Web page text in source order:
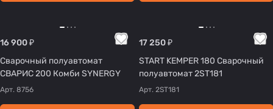
16 900 ₽
Сварочный полуавтомат
СВАРИС 200 Комби SYNERGY
Арт. 8756
17 250 ₽
START KEMPER 180 Сварочный
полуавтомат 2ST181
Арт. 2ST181